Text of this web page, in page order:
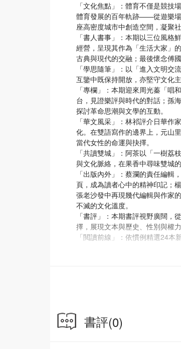
「文化焦點」：體育不僅是競
體育發展的百年軌跡——從遊樂場
座高密度城市中創造空間，凝聚
「書人書事」：本期以三位風
經營，呈現其作為「生活大家」
古典與現代的交融；最後懷念傅
「學思隨筆」：以「進入文明
互鑒中既保持開放，亦堅守文化主
「專欄」：本期迎來周光蓁「
台，見證樂評與時代的對話；孫
探討革命思潮與文學的互動。
「華文風采」：林祁評介日華
化。在雙語寫作的邊界上，元山
當代女性的命運與抉擇。
「共讀雙城」：阿茶以「一樹
與文化脈絡，在果香中尋味雙城的
「出版內外」：蔡瀾的責任編
頁，成為讀者心中的精神印記；
張老沙發中再現幾代編輯與作家
不滅的文化溫度。
「書評」：本期書評視野廣闊
擇，展現文本與歷史、性別與權力
「閲讀前線」：依慣例精選24本
書評(0)